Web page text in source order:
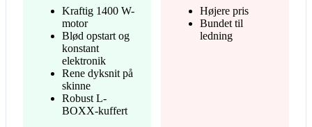
Kraftig 1400 W-
motor
Blød opstart og
konstant
elektronik
Rene dyksnit på
skinne
Robust L-
BOXX-kuffert
Højere pris
Bundet til
ledning